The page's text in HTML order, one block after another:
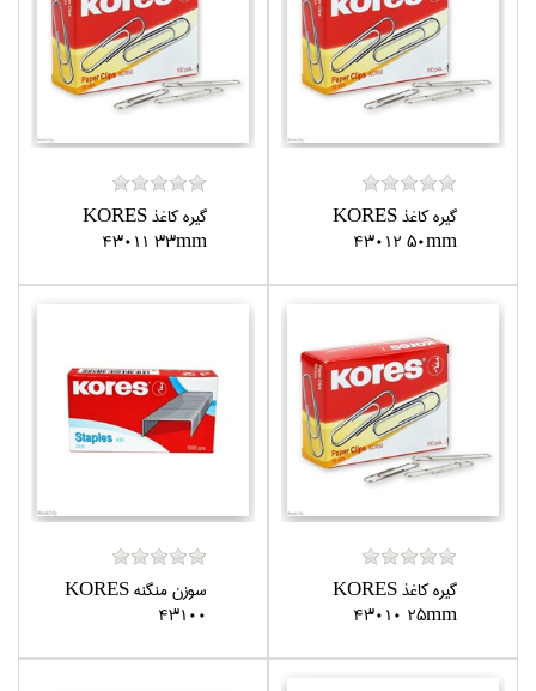
گيره كاغذ KORES
43012 50mm
گيره كاغذ KORES
43011 33mm
گيره كاغذ KORES
43010 25mm
سوزن منگنه KORES
43100